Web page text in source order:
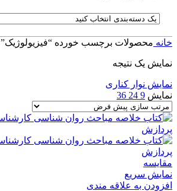
خانه محصولات برچسب خورده “فیزیولوژیک”
نمایش یک نتیجه
نمایش نوار کناری
نمایش 9
24
36
مقايسه
نمایش سریع
افزودن به علاقه مندی